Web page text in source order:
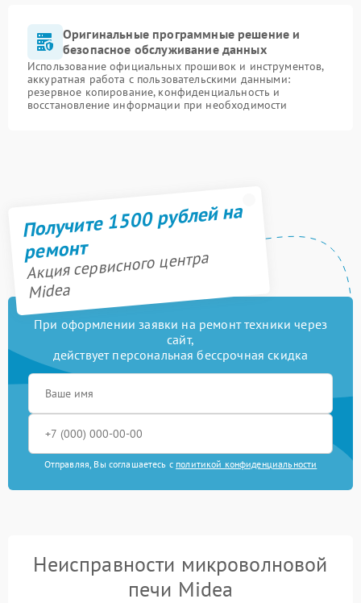
Оригинальные программные решение и
безопасное обслуживание данных
Использование официальных прошивок и инструментов,
аккуратная работа с пользовательскими данными:
резервное копирование, конфиденциальность и
восстановление информации при необходимости
Получите 1500 рублей на
ремонт
Акция сервисного центра
Midea
При оформлении заявки на ремонт техники через
сайт,
действует персональная бессрочная скидка
Отправляя, Вы соглашаетесь с политикой конфиденциальности
Неисправности микроволновой
печи Midea